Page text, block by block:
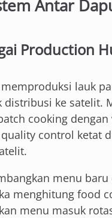
Antar
Production
lauk
ke satelit.
cooking
control ketat
menu
menghitung food
menu masuk